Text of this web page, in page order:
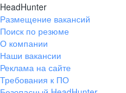
HeadHunter
Размещение вакансий
Поиск по резюме
О компании
Наши вакансии
Реклама на сайте
Требования к ПО